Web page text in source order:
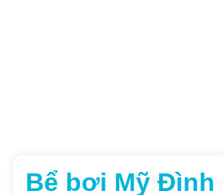
Bể bơi Mỹ Đình